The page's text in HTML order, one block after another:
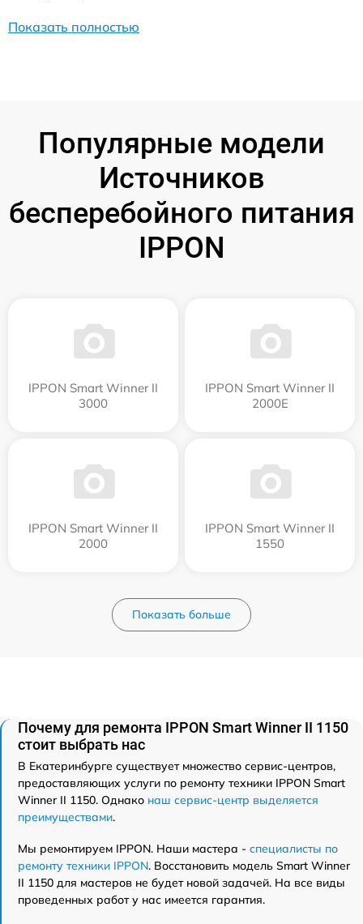
Показать полностью
Популярные модели
Источников
бесперебойного питания
IPPON
IPPON Smart Winner II
3000
IPPON Smart Winner II
2000E
IPPON Smart Winner II
2000
IPPON Smart Winner II
1550
Показать больше
Почему для ремонта IPPON Smart Winner II 1150
стоит выбрать нас
В Екатеринбурге существует множество сервис-центров,
предоставляющих услуги по ремонту техники IPPON Smart
Winner II 1150. Однако наш сервис-центр выделяется
преимуществами.
Мы ремонтируем IPPON. Наши мастера - специалисты по
ремонту техники IPPON. Восстановить модель Smart Winner
II 1150 для мастеров не будет новой задачей. На все виды
проведенных работ у нас имеется гарантия.